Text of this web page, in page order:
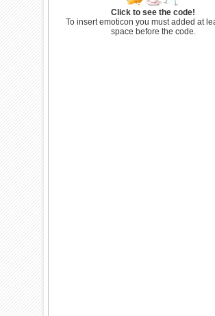
Click to see the code!
To insert emoticon you must added at
space before the code.